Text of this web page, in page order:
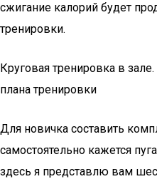
сжигание калорий будет
тренировки.
Круговая тренировка в
плана тренировки
Для новичка составить
самостоятельно кажется
здесь я представлю вам